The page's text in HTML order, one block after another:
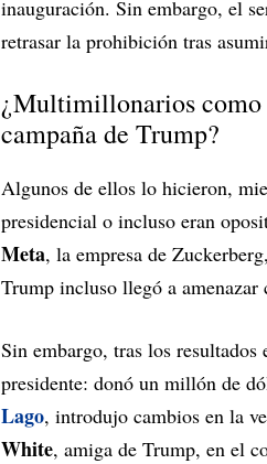
inauguración. Sin embargo, el
retrasar la prohibición tras
¿Multimillonarios como
campaña de Trump?
Algunos de ellos lo hicieron,
presidencial o incluso eran
Meta, la empresa de
Trump incluso llegó a
Sin embargo, tras los
presidente: donó un millón de
Lago, introdujo cambios en la
White, amiga de Trump, en el